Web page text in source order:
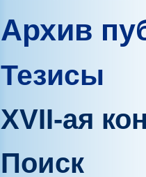
Архив
Тезисы
XVII-ая
Поиск